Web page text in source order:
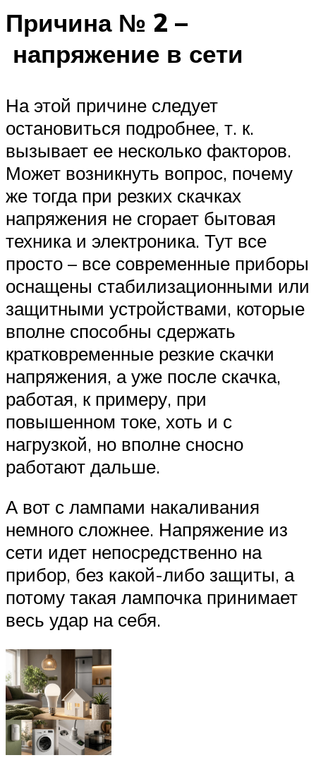
Причина № 2 –
напряжение в сети
На этой причине следует
остановиться подробнее, т. к.
вызывает ее несколько факторов.
Может возникнуть вопрос, почему
же тогда при резких скачках
напряжения не сгорает бытовая
техника и электроника. Тут все
просто – все современные приборы
оснащены стабилизационными или
защитными устройствами, которые
вполне способны сдержать
кратковременные резкие скачки
напряжения, а уже после скачка,
работая, к примеру, при
повышенном токе, хоть и с
нагрузкой, но вполне сносно
работают дальше.
А вот с лампами накаливания
немного сложнее. Напряжение из
сети идет непосредственно на
прибор, без какой-либо защиты, а
потому такая лампочка принимает
весь удар на себя.